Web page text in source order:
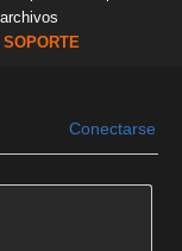
SOPORTE
Conectarse